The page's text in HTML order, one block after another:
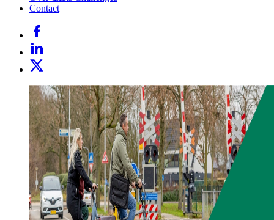
Contact